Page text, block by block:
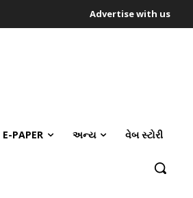
Advertise with us
E-PAPER અન્ય વેબ સ્ટોરી